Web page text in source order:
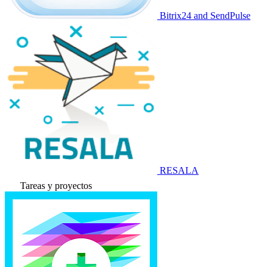
Bitrix24 and SendPulse
RESALA
Tareas y proyectos